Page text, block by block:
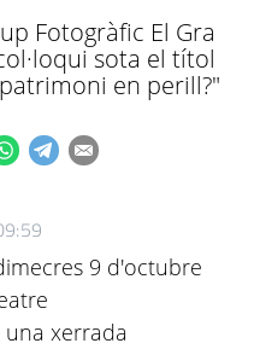
Fotogràfic El Gra
sota el títol
en perill?"
9 d'octubre
una xerrada